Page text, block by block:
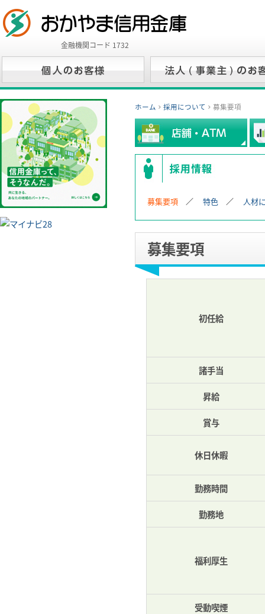
金融機関コード 1732
ホーム 採用について 募集要項
募集要項 特色 人材
募集要項
初任給
諸手当
昇給
賞与
休日休暇
勤務時間
勤務地
福利厚生
受動喫煙